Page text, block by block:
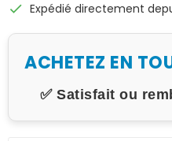
check Expédié directement
ACHETEZ EN
✅ Satisfait ou